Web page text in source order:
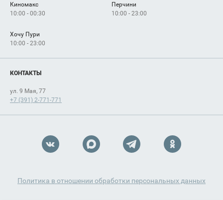
Киномакс
10:00 - 00:30
Перчини
10:00 - 23:00
Хочу Пури
10:00 - 23:00
КОНТАКТЫ
ул. 9 Мая, 77
+7 (391) 2-771-771
Политика в отношении обработки персональных данных